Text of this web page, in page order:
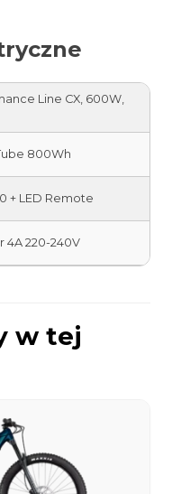
Line CX, 600W,
800Wh
+ LED Remote
4A 220-240V
w tej